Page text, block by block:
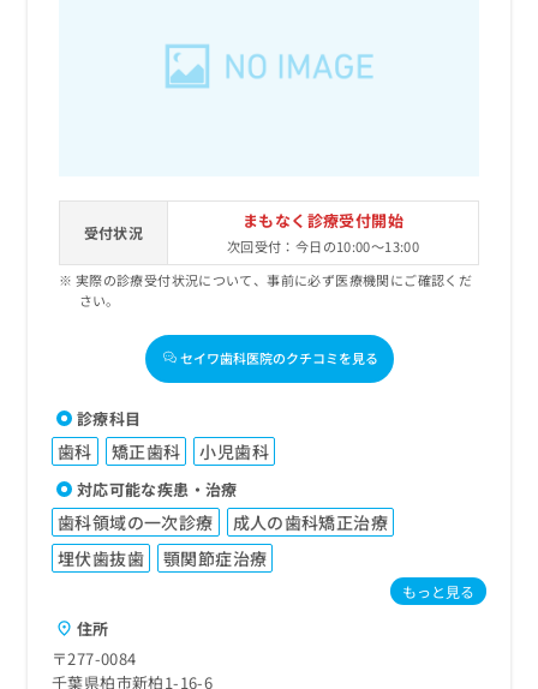
受付状況
まもなく診療受付開始
次回受付：今日の10:00～13:00
実際の診療受付状況について、事前に必ず医療機関にご確認くだ
さい。
セイワ歯科医院のクチコミを見る
診療科目
歯科 矯正歯科 小児歯科
対応可能な疾患・治療
歯科領域の一次診療
成人の歯科矯正治療
埋伏歯抜歯
顎関節症治療
もっと見る
住所
〒277-0084
千葉県柏市新柏1-16-6